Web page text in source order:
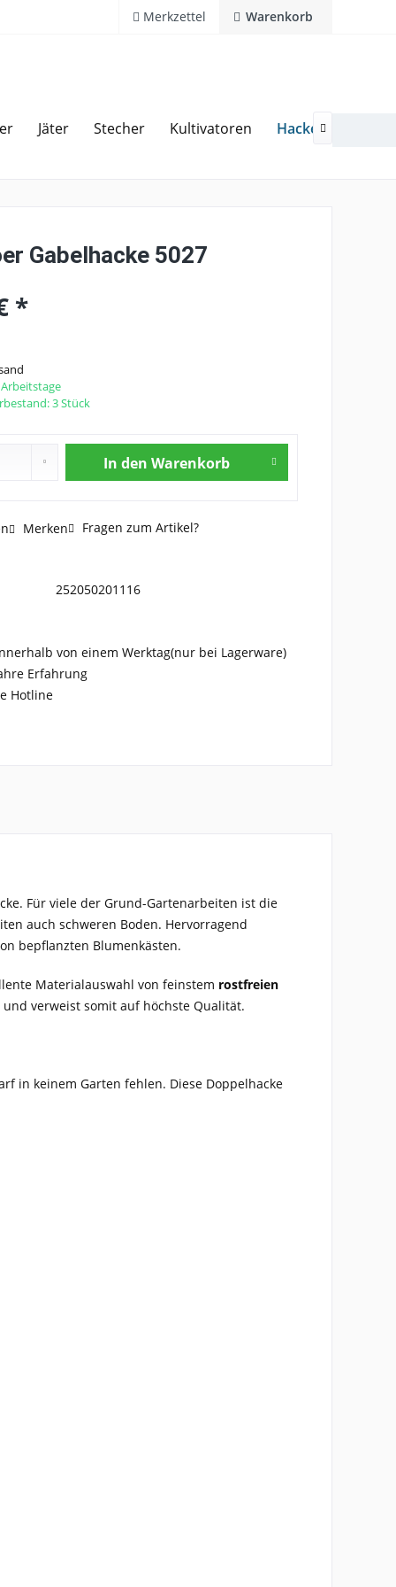
Warenkorb
Merkzettel
Jäter Stecher Kultivatoren Hacken

Kostenlose Hotline 02594 94110
Gabelhacke 5027
*
3 Stück
In den Warenkorb
Merken
Fragen zum Artikel?
252050201116
von einem Werktag(nur bei Lagerware)
Erfahrung
Hotline
Für viele der Grund-Gartenarbeiten ist die
auch schweren Boden. Hervorragend
bepflanzten Blumenkästen.
Materialauswahl von feinstem rostfreien
verweist somit auf höchste Qualität.
in keinem Garten fehlen. Diese Doppelhacke